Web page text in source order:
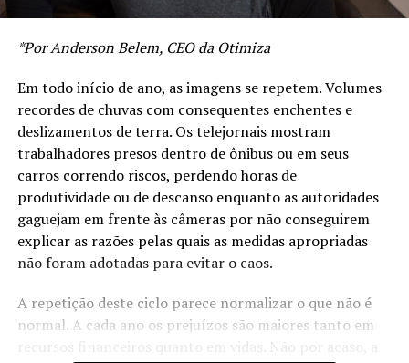
*Por Anderson Belem, CEO da Otimiza
Em todo início de ano, as imagens se repetem. Volumes
recordes de chuvas com consequentes enchentes e
deslizamentos de terra. Os telejornais mostram
trabalhadores presos dentro de ônibus ou em seus
carros correndo riscos, perdendo horas de
produtividade ou de descanso enquanto as autoridades
gaguejam em frente às câmeras por não conseguirem
explicar as razões pelas quais as medidas apropriadas
não foram adotadas para evitar o caos.
A repetição deste ciclo parece normalizar o que não é
normal. A cada ano os prejuízos são maiores tanto em